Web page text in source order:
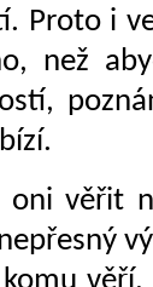
Proto i
než
oni věřit